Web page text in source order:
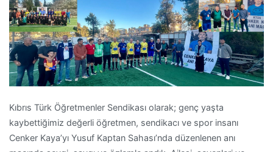
Kıbrıs Türk Öğretmenler Sendikası olarak; genç yaşta
kaybettiğimiz değerli öğretmen, sendikacı ve spor insanı
Cenker Kaya’yı Yusuf Kaptan Sahası’nda düzenlenen anı